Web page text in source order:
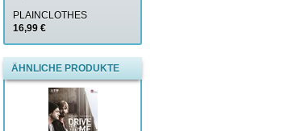
PLAINCLOTHES
16,99 €
ÄHNLICHE PRODUKTE